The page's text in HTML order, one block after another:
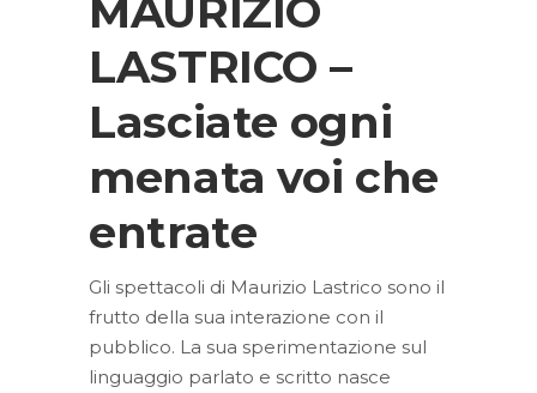
MAURIZIO
LASTRICO –
Lasciate ogni
menata voi che
entrate
Gli spettacoli di Maurizio Lastrico sono il
frutto della sua interazione con il
pubblico. La sua sperimentazione sul
linguaggio parlato e scritto nasce